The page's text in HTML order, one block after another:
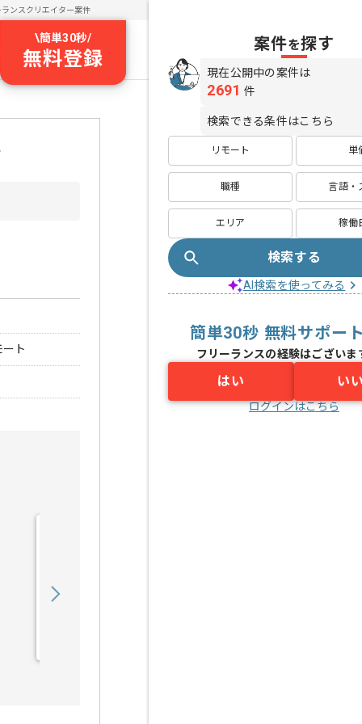
ランスクリエイター案件
\簡単30秒/
無料登録
ト
案件を探す
現在公開中の案件は
2691 件
検索できる条件はこちら
リモート 単
職種 言語・
エリア 稼働
検索する
AI検索を使ってみる
簡単30秒 無料サポー
フリーランスの経験はございま
はい い
ログインはこちら